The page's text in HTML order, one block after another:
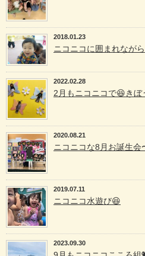
2018.01.23
ニコニコに囲まれながら
2022.02.28
2月もニコニコで😆きぼ
2020.08.21
ニコニコな8月お誕生会
2019.07.11
ニコニコ水遊び😆
2023.09.30